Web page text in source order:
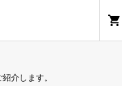
介します。